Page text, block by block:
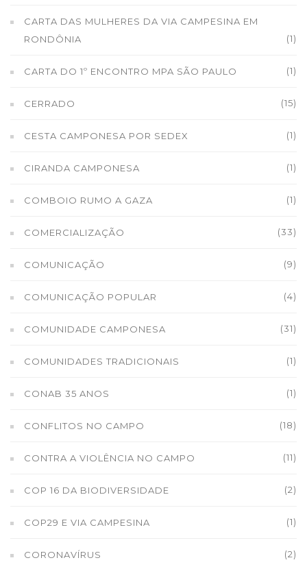
CARTA DAS MULHERES DA VIA CAMPESINA EM
RONDÔNIA
(1)
CARTA DO 1º ENCONTRO MPA SÃO PAULO (1)
CERRADO (15)
CESTA CAMPONESA POR SEDEX (1)
CIRANDA CAMPONESA (1)
COMBOIO RUMO A GAZA (1)
COMERCIALIZAÇÃO (33)
COMUNICAÇÃO (9)
COMUNICAÇÃO POPULAR (4)
COMUNIDADE CAMPONESA (31)
COMUNIDADES TRADICIONAIS (1)
CONAB 35 ANOS (1)
CONFLITOS NO CAMPO (18)
CONTRA A VIOLÊNCIA NO CAMPO (11)
COP 16 DA BIODIVERSIDADE (2)
COP29 E VIA CAMPESINA (1)
CORONAVÍRUS (2)